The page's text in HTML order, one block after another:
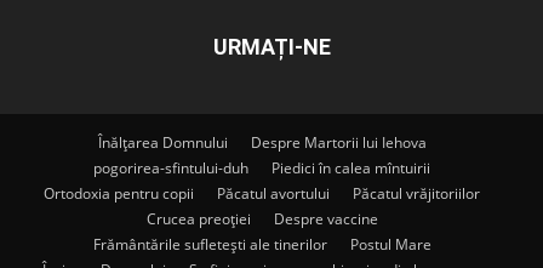
URMAȚI-NE
Înălțarea Domnului
Despre Martorii lui Iehova
pogorirea-sfintului-duh
Piedici în calea mîntuirii
Ortodoxia pentru copii
Păcatul avortului
Păcatul vrăjitoriilor
Crucea preoției
Despre vaccine
Frământările sufletești ale tinerilor
Postul Mare